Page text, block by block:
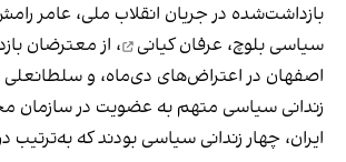
بازداشت‌شده در جریان انقلاب ملی، عامر
سیاسی بلوچ، عرفان کیانی
، از معترضان
اصفهان در اعتراض‌های دی‌ماه، وسلطانعلی
زندانی سیاسی متهم به عضویت در سازمان
ایران، چهار زندانی سیاسی بودند که به‌ترتیب